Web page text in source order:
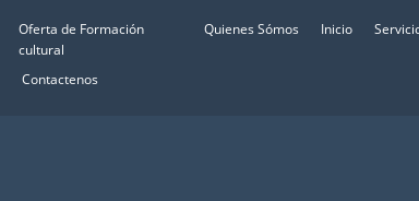
Oferta de Formación
cultural
Quienes Sómos Inicio
Contactenos